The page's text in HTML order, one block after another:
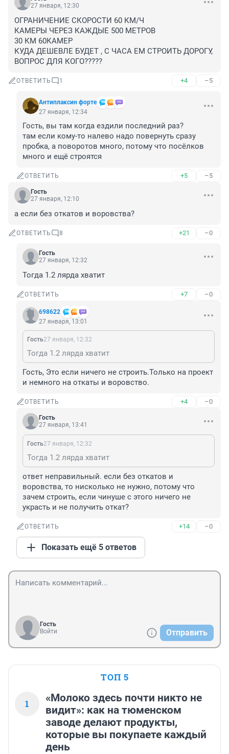
27 января, 12:30
ОГРАНИЧЕНИЕ СКОРОСТИ 60 КМ/Ч
КАМЕРЫ ЧЕРЕЗ КАЖДЫЕ 500 МЕТРОВ
30 КМ 60КАМЕР
КУДА ДЕШЕВЛЕ БУДЕТ , С ЧАСА ЕМ СТРОИТЬ ДОРОГУ,
ВОПРОС ДЛЯ КОГО?????
ОТВЕТИТЬ 1 +4 –5
Антиплаксин форте
27 января, 12:34
Гость, вы там когда ездили последний раз?
там если кому-то налево надо повернуть сразу
пробка, а поворотов много, потому что посёлков
много и ещё строятся
ОТВЕТИТЬ +5 –5
Гость
27 января, 12:10
а если без откатов и воровства?
ОТВЕТИТЬ 8 +21 –0
Гость
27 января, 12:32
Тогда 1.2 лярда хватит
ОТВЕТИТЬ +7 –0
698622
27 января, 13:01
Гость27 января, 12:32
Тогда 1.2 лярда хватит
Гость, Это если ничего не строить.Только на проект
и немного на откаты и воровство.
ОТВЕТИТЬ +4 –0
Гость
27 января, 13:41
Гость27 января, 12:32
Тогда 1.2 лярда хватит
ответ неправильный. если без откатов и
воровства, то нисколько не нужно, потому что
зачем строить, если чинуше с этого ничего не
украсть и не получить откат?
ОТВЕТИТЬ +14 –0
Показать ещё 5 ответов
Гость
Войти
Отправить
ТОП 5
1
«Молоко здесь почти никто не
видит»: как на тюменском
заводе делают продукты,
которые вы покупаете каждый
день